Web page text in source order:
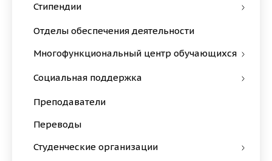
Стипендии
Отделы обеспечения деятельности
Многофункциональный центр обучающихся
Социальная поддержка
Преподаватели
Переводы
Студенческие организации